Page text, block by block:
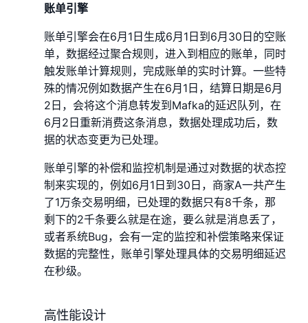
账单引擎
账单引擎会在6月1日生成6月1日到6月30日的空账
单，数据经过聚合规则，进入到相应的账单，同时
触发账单计算规则，完成账单的实时计算。一些特
殊的情况例如数据产生在6月1日，结算日期是6月
2日，会将这个消息转发到Mafka的延迟队列，在
6月2日重新消费这条消息，数据处理成功后，数
据的状态变更为已处理。
账单引擎的补偿和监控机制是通过对数据的状态控
制来实现的，例如6月1日到30日，商家A一共产生
了1万条交易明细，已处理的数据只有8千条，那
剩下的2千条要么就是在途，要么就是消息丢了，
或者系统Bug，会有一定的监控和补偿策略来保证
数据的完整性，账单引擎处理具体的交易明细延迟
在秒级。
高性能设计